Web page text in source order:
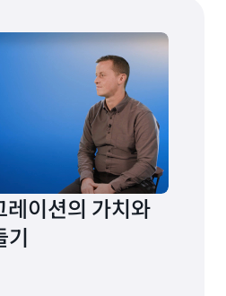
이션의 가치와
기